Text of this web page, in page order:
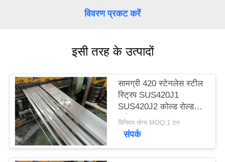
साइटमैप
PRIVACY
POLICY
विवरण प्रकट करें
इसी तरह के उत्पादों
सामग्री 420 स्टेनलेस स्टील
स्ट्रिप SUS420J1
SUS420J2 कोल्ड रोल्ड
स्टील कॉइल
विनिमय योग्य MOQ:1 टन
संपर्क